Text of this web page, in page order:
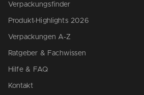
Verpackungsfinder
Produkt-Highlights 2026
Verpackungen A-Z
Ratgeber & Fachwissen
Hilfe & FAQ
Kontakt